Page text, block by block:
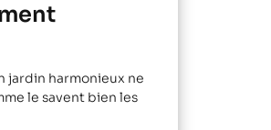
jardin harmonieux ne
le savent bien les